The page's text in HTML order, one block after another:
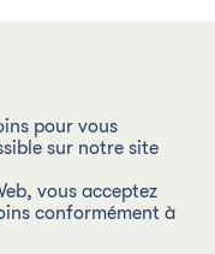
Maple Leaf ») est
est d’être l’entreprise
pour vous
sur notre site
vous acceptez
conformément à